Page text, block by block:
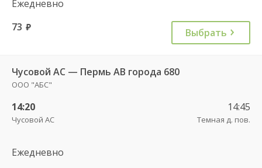
Ежедневно
73 руб. Выбрать
Чусовой АС — Пермь АВ города 680
ООО "АБС"
14:20
Чусовой АС
14:45
Темная д. пов.
Ежедневно